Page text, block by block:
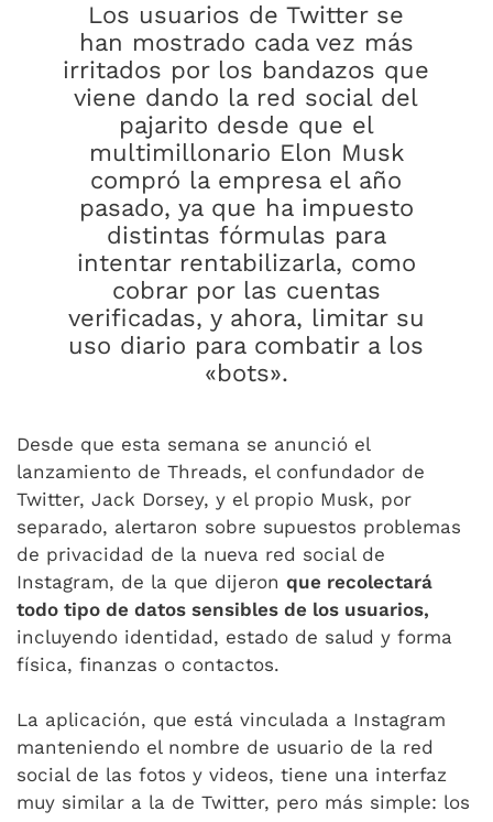
Los usuarios de Twitter se
han mostrado cada vez más
irritados por los bandazos que
viene dando la red social del
pajarito desde que el
multimillonario Elon Musk
compró la empresa el año
pasado, ya que ha impuesto
distintas fórmulas para
intentar rentabilizarla, como
cobrar por las cuentas
verificadas, y ahora, limitar su
uso diario para combatir a los
«bots».
Desde que esta semana se anunció el
lanzamiento de Threads, el confundador de
Twitter, Jack Dorsey, y el propio Musk, por
separado, alertaron sobre supuestos problemas
de privacidad de la nueva red social de
Instagram, de la que dijeron que recolectará
todo tipo de datos sensibles de los usuarios,
incluyendo identidad, estado de salud y forma
física, finanzas o contactos.
La aplicación, que está vinculada a Instagram
manteniendo el nombre de usuario de la red
social de las fotos y videos, tiene una interfaz
muy similar a la de Twitter, pero más simple: los